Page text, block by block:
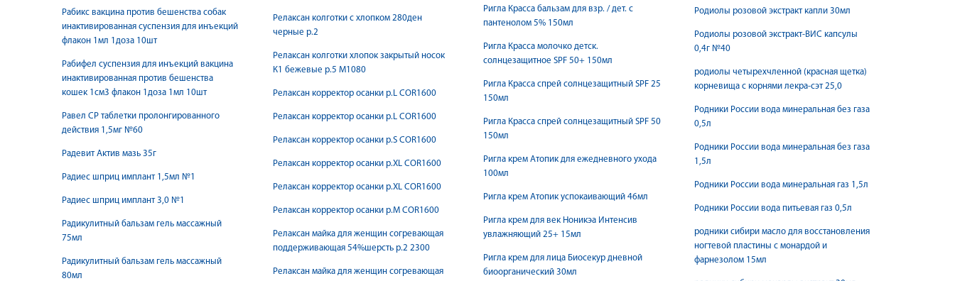
Рабикс вакцина против бешенства собак
инактивированная суспензия для инъекций
флакон 1мл 1доза 10шт
Рабифел суспензия для инъекций вакцина
инактивированная против бешенства
кошек 1см3 флакон 1доза 1мл 10шт
Равел СР таблетки пролонгированного
действия 1,5мг №60
Радевит Актив мазь 35г
Радиес шприц имплант 1,5мл №1
Радиес шприц имплант 3,0 №1
Радикулитный бальзам гель массажный
75мл
Радикулитный бальзам гель массажный
80мл
Релаксан колготки с хлопком 280ден
черные р.2
Релаксан колготки хлопок закрытый носок
К1 бежевые р.5 M1080
Релаксан корректор осанки р.L COR1600
Релаксан корректор осанки р.L COR1600
Релаксан корректор осанки р.S COR1600
Релаксан корректор осанки р.XL COR1600
Релаксан корректор осанки р.XL COR1600
Релаксан корректор осанки р.М COR1600
Релаксан майка для женщин согревающая
поддерживающая 54%шерсть р.2 2300
Релаксан майка для женщин согревающая
Ригла Красса бальзам для взр. / дет. с
пантенолом 5% 150мл
Ригла Красса молочко детск.
солнцезащитное SPF 50+ 150мл
Ригла Красса спрей солнцезащитный SPF 25
150мл
Ригла Красса спрей солнцезащитный SPF 50
150мл
Ригла крем Атопик для ежедневного ухода
100мл
Ригла крем Атопик успокаивающий 46мл
Ригла крем для век Ноникэа Интенсив
увлажняющий 25+ 15мл
Ригла крем для лица Биосекур дневной
биоорганический 30мл
Родиолы розовой экстракт капли 30мл
Родиолы розовой экстракт-ВИС капсулы
0,4г №40
родиолы четырехчленной (красная щетка)
корневища с корнями лекра-сэт 25,0
Родники России вода минеральная без газа
0,5л
Родники России вода минеральная без газа
1,5л
Родники России вода минеральная газ 1,5л
Родники России вода питьевая газ 0,5л
родники сибири масло для восстановления
ногтевой пластины с монардой и
фарнезолом 15мл